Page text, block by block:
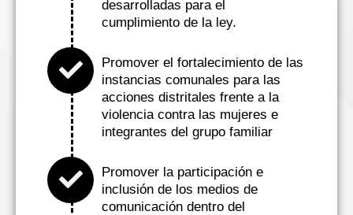
desarrolladas para el
cumplimiento de la ley.
Promover el fortalecimiento de las
instancias comunales para las
acciones distritales frente a la
violencia contra las mujeres e
integrantes del grupo familiar
Promover la participación e
inclusión de los medios de
comunicación dentro del